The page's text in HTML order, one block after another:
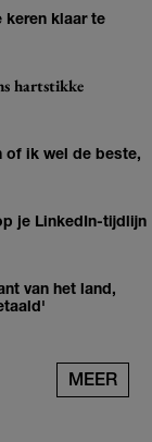
keren klaar te
hartstikke
of ik wel de beste,
je LinkedIn-tijdlijn
van het land,
MEER